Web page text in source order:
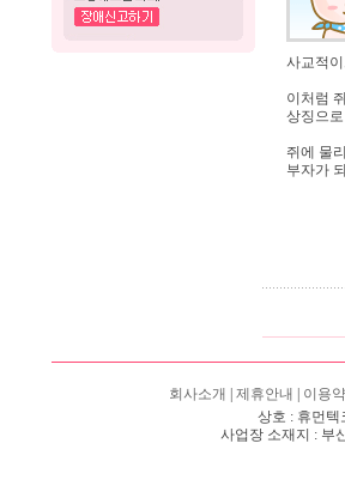
사교적
이처럼
상징으
쥐에 물
부자가
회사소개 제휴안내 이용
상호 : 휴먼텍
사업장 소재지 : 부